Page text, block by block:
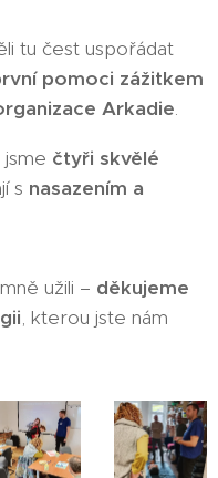
tu čest uspořádat
pomoci zážitkem
Arkadie.
čtyři skvělé
s nasazením a
užili – děkujeme
, kterou jste nám